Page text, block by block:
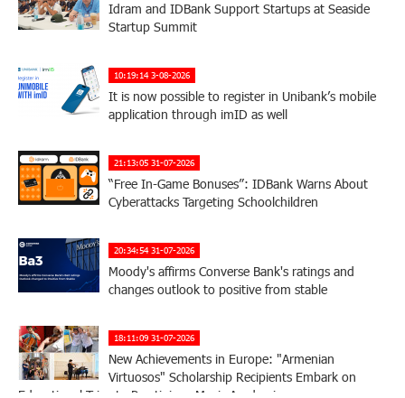
Idram and IDBank Support Startups at Seaside
Startup Summit
10:19:14 3-08-2026
It is now possible to register in Unibank’s mobile
application through imID as well
21:13:05 31-07-2026
“Free In-Game Bonuses”: IDBank Warns About
Cyberattacks Targeting Schoolchildren
20:34:54 31-07-2026
Moody's affirms Converse Bank's ratings and
changes outlook to positive from stable
18:11:09 31-07-2026
New Achievements in Europe: "Armenian
Virtuosos" Scholarship Recipients Embark on